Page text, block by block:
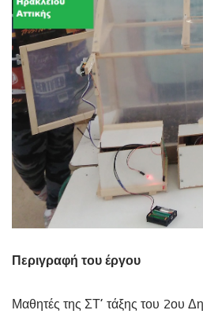
Περιγραφή του έργου
Μαθητές της ΣΤ’ τάξης του 2ου